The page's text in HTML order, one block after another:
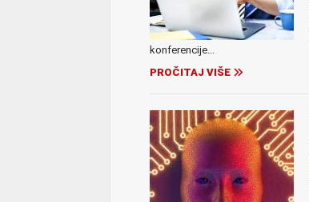
konferencije...
PROČITAJ VIŠE